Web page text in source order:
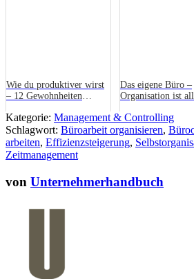
Wie du produktiver wirst
– 12 Gewohnheiten
Das eigene Büro –
Organisation ist
Kategorie: Management & Controlling
Schlagwort: Büroarbeit organisieren,
arbeiten, Effizienzsteigerung,
Zeitmanagement
von Unternehmerhandbuch